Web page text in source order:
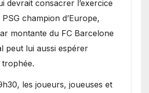
devrait consacrer l’exercice
champion d’Europe,
montante du FC Barcelone
peut lui aussi espérer
les joueurs, joueuses et